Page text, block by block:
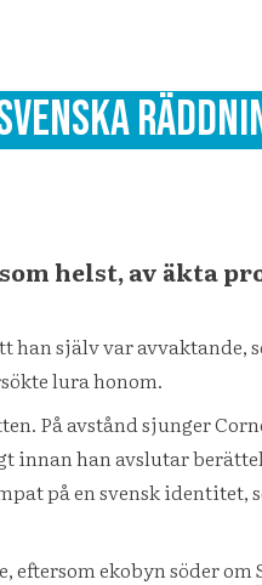
helst, av äkta
själv var avvaktande,
lura honom.
På avstånd sjunger
innan han avslutar
på en svensk identitet,
ekobyn söder om